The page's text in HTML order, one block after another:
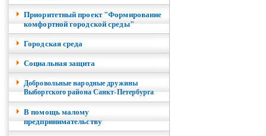
Приоритетный проект "Формирование
комфортной городской среды"
Городская среда
Социальная защита
Добровольные народные дружины
Выборгского района Санкт-Петербурга
В помощь малому
предпринимательству